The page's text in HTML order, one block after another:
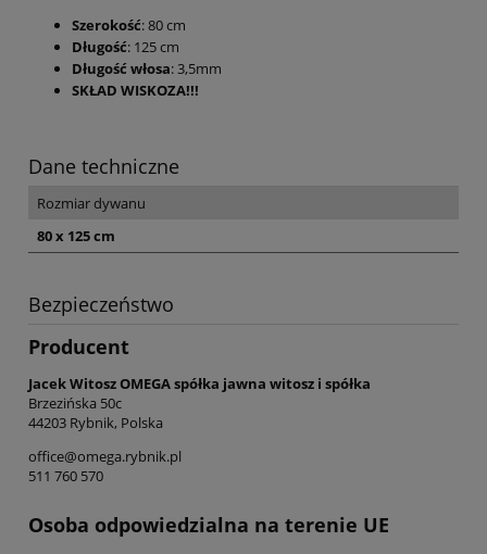
Szerokość: 80 cm
Długość: 125 cm
Długość włosa: 3,5mm
SKŁAD WISKOZA!!!
Dane techniczne
Rozmiar dywanu
80 x 125 cm
Bezpieczeństwo
Producent
Jacek Witosz OMEGA spółka jawna witosz i spółka
Brzezińska 50c
44203 Rybnik, Polska
office@omega.rybnik.pl
511 760 570
Osoba odpowiedzialna na terenie UE